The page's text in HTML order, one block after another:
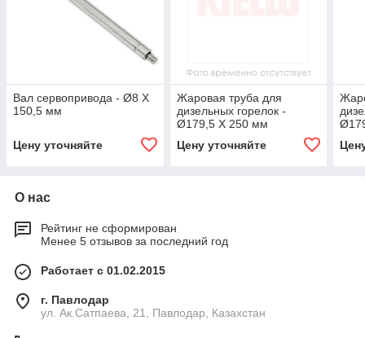
Вал сервопривода - Ø8 X
150,5 мм
Цену уточняйте
Жаровая труба для
дизельных горелок -
Ø179,5 X 250 мм
Цену уточняйте
О нас
Рейтинг не сформирован
Менее 5 отзывов за последний год
Работает с 01.02.2015
г. Павлодар
ул. Ак.Сатпаева, 21, Павлодар, Казахстан